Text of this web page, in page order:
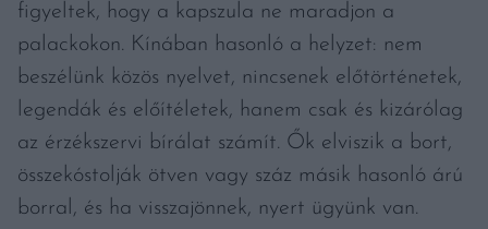
figyeltek, hogy a kapszula ne maradjon a
palackokon. Kínában hasonló a helyzet: nem
beszélünk közös nyelvet, nincsenek előtörténetek,
legendák és előítéletek, hanem csak és kizárólag
az érzékszervi bírálat számít. Ők elviszik a bort,
összekóstolják ötven vagy száz másik hasonló árú
borral, és ha visszajönnek, nyert ügyünk van.